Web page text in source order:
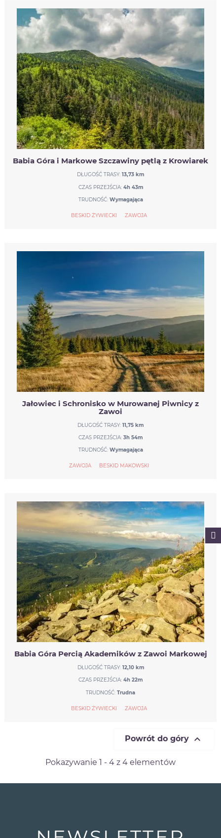
Babia Góra i Markowe Szczawiny pętlą z Krowiarek
DŁUGOŚĆ TRASY: 13,73 km
CZAS PRZEJŚCIA: 4h 43m
TRUDNOŚĆ: Wymagająca
BESKID ŻYWIECKI ZAWOJA
Jałowiec i Schronisko w Murowanej Piwnicy z
Zawoi
DŁUGOŚĆ TRASY: 11,75 km
CZAS PRZEJŚCIA: 3h 54m
TRUDNOŚĆ: Wymagająca
ZAWOJA BESKID MAKOWSKI
Babia Góra Percią Akademików z Zawoi Markowej
DŁUGOŚĆ TRASY: 12,10 km
CZAS PRZEJŚCIA: 4h 22m
TRUDNOŚĆ: Trudna
BESKID ŻYWIECKI ZAWOJA
Powrót do góry 
Pokazywanie 1 - 4 z 4 elementów